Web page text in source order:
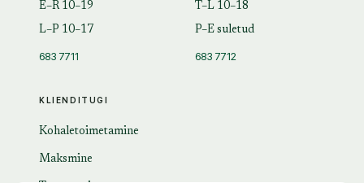
KLIENDITUGI
Kohaletoimetamine
Maksmine
E–R 10–19
L–P 10–17
683 7711
T–L 10–18
P–E suletud
683 7712